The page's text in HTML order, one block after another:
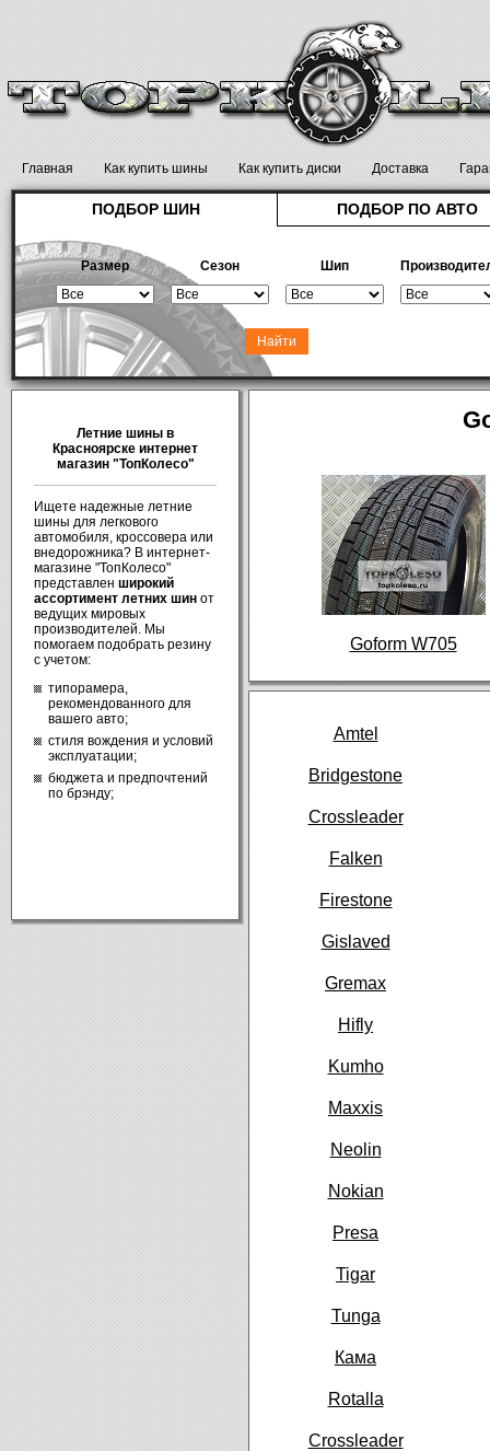
Главная Как купить шины Как купить диски Доставка
ПОДБОР ШИН ПОДБОР ПО АВТО
Размер Сезон Шип
Летние шины в
Красноярске интернет
магазин "ТопКолесо"
Ищете надежные летние
шины для легкового
автомобиля, кроссовера или
внедорожника? В интернет-
магазине "ТопКолесо"
представлен широкий
ассортимент летних шин от
ведущих мировых
производителей. Мы
помогаем подобрать резину
с учетом:
типорамера,
рекомендованного для
вашего авто;
стиля вождения и условий
эксплуатации;
бюджета и предпочтений
по брэнду;
Goform W705
Amtel
Bridgestone
Crossleader
Falken
Firestone
Gislaved
Gremax
Hifly
Kumho
Maxxis
Neolin
Nokian
Presa
Tigar
Tunga
Кама
Rotalla
Crossleader